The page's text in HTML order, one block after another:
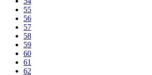
55
56
57
58
59
60
61
62